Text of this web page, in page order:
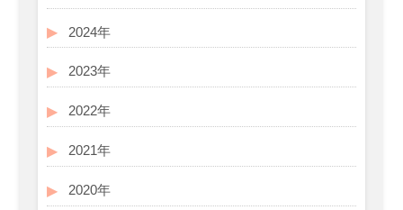
2024年
2023年
2022年
2021年
2020年